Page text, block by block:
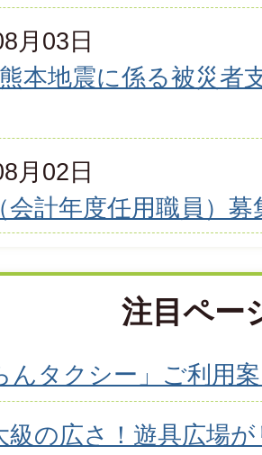
月03日
本地震に係る被災者
月02日
会計年度任用職員）募
注目ペー
んタクシー」ご利用
級の広さ！遊具広場